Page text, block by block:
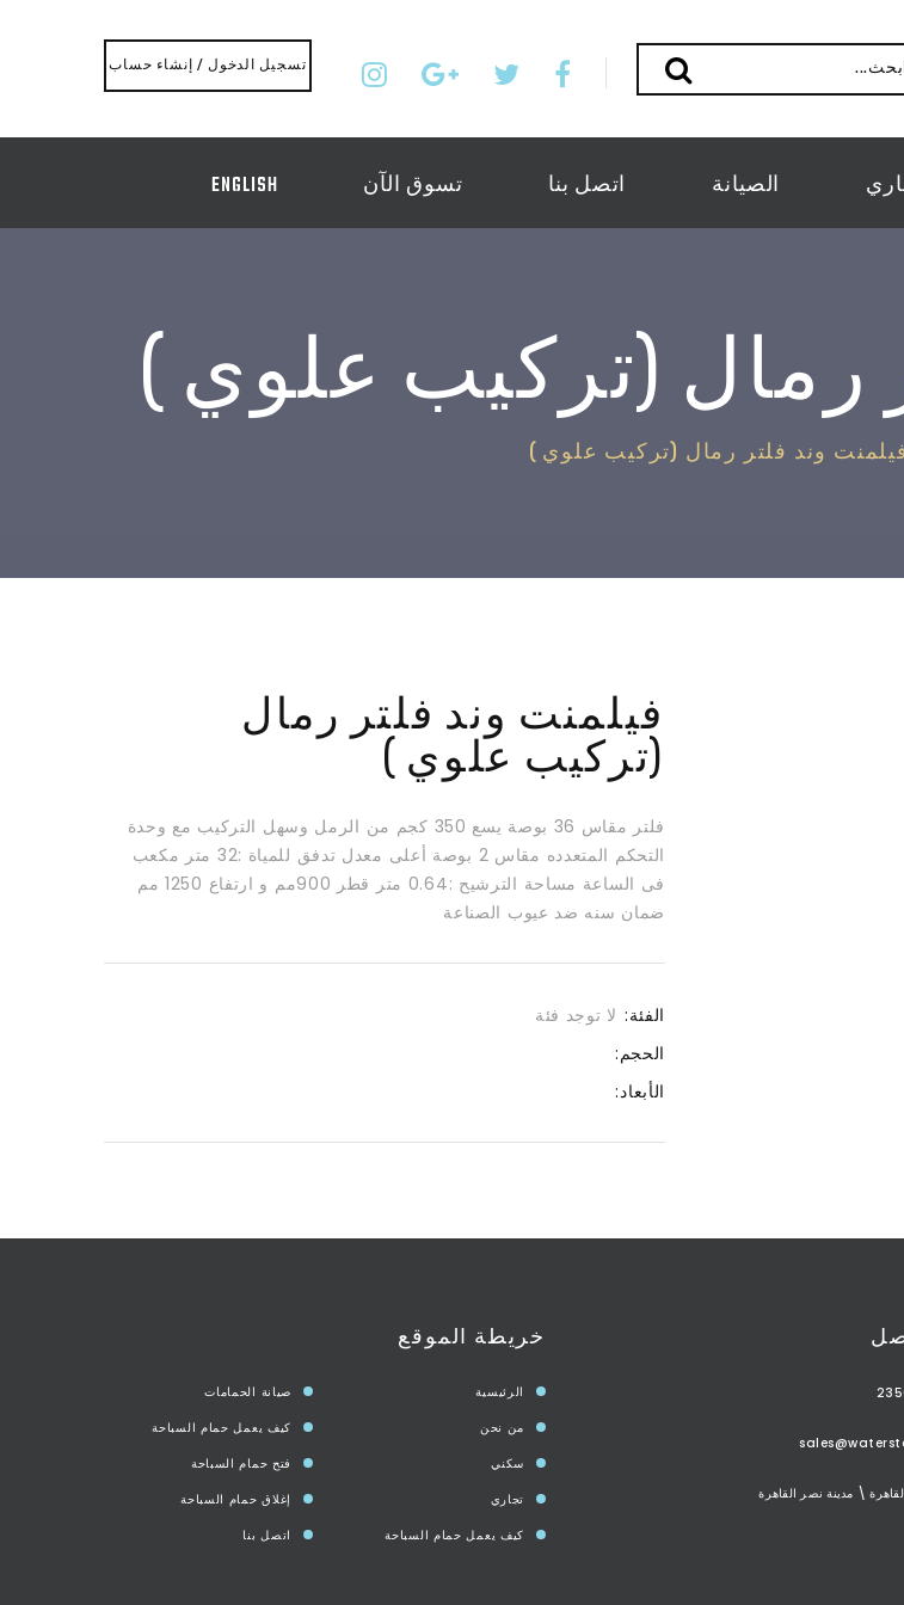
تسجيل الدخول / إنشاء حساب
الصيانة اتصل بنا تسوق الآن ENGLISH
رمال (تركيب علوي )
وند فلتر رمال (تركيب علوي )
فيلمنت وند فلتر رمال
(تركيب علوي )
فلتر مقاس 36 بوصة يسع 350 كجم من الرمل وسهل التركيب مع وحدة
التحكم المتعدده مقاس 2 بوصة أعلى معدل تدفق للمياة :32 متر مكعب
فى الساعة مساحة الترشيح :0.64 متر قطر 900مم و ارتفاع 1250 مم
ضمان سنه ضد عيوب الصناعة
الفئة: لا توجد فئة
الحجم:
الأبعاد:
\ مدينة نصر القاهرة
خريطة الموقع
الرئيسية
من نحن
سكني
تجاري
كيف يعمل حمام السباحة
صيانة الحمامات
كيف يعمل حمام السباحة
فتح حمام السباحة
إغلاق حمام السباحة
اتصل بنا